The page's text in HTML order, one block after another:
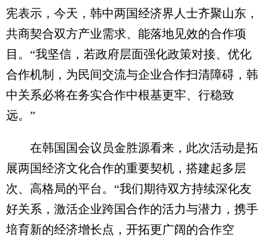
宪表示，今天，韩中两国经济界人士齐聚山东，
共商契合双方产业需求、能落地见效的合作项
目。“我坚信，若政府层面强化政策对接、优化
合作机制，为民间交流与企业合作扫清障碍，韩
中关系必将在务实合作中根基更牢、行稳致
远。”
在韩国国会议员金胜源看来，此次活动是拓
展两国经济文化合作的重要契机，搭建起多层
次、高格局的平台。“我们期待双方持续深化友
好关系，激活企业跨国合作的活力与潜力，携手
培育新的经济增长点，开拓更广阔的合作空